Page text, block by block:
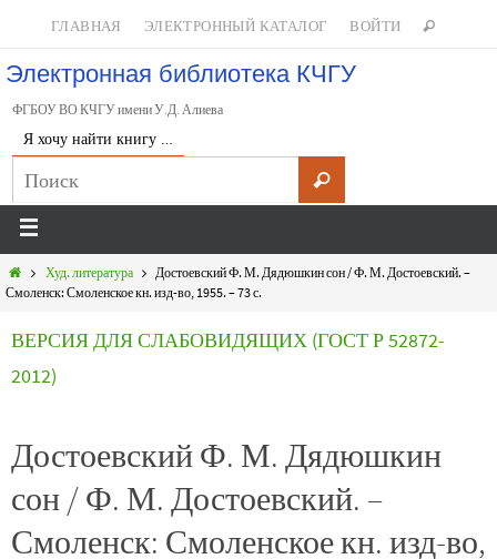
ГЛАВНАЯ ЭЛЕКТРОННЫЙ КАТАЛОГ ВОЙТИ
Электронная библиотека КЧГУ
ФГБОУ ВО КЧГУ имени У.Д. Алиева
Я хочу найти книгу …
Худ. литература
Достоевский Ф. М. Дядюшкин сон / Ф. М. Достоевский. –
Смоленск: Смоленское кн. изд-во, 1955. – 73 с.
ВЕРСИЯ ДЛЯ СЛАБОВИДЯЩИХ (ГОСТ Р 52872-
2012)
Достоевский Ф. М. Дядюшкин
сон / Ф. М. Достоевский. –
Смоленск: Смоленское кн. изд-во,